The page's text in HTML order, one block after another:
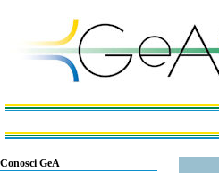
Conosci GeA